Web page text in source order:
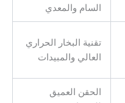
السام والمعدي
تقنية البخار الحراري
العالي والمبيدات
الحقن العميق